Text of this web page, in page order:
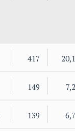
417
149
139